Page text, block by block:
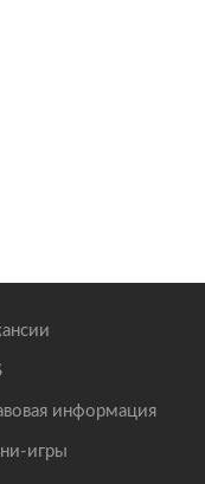
информация
игры